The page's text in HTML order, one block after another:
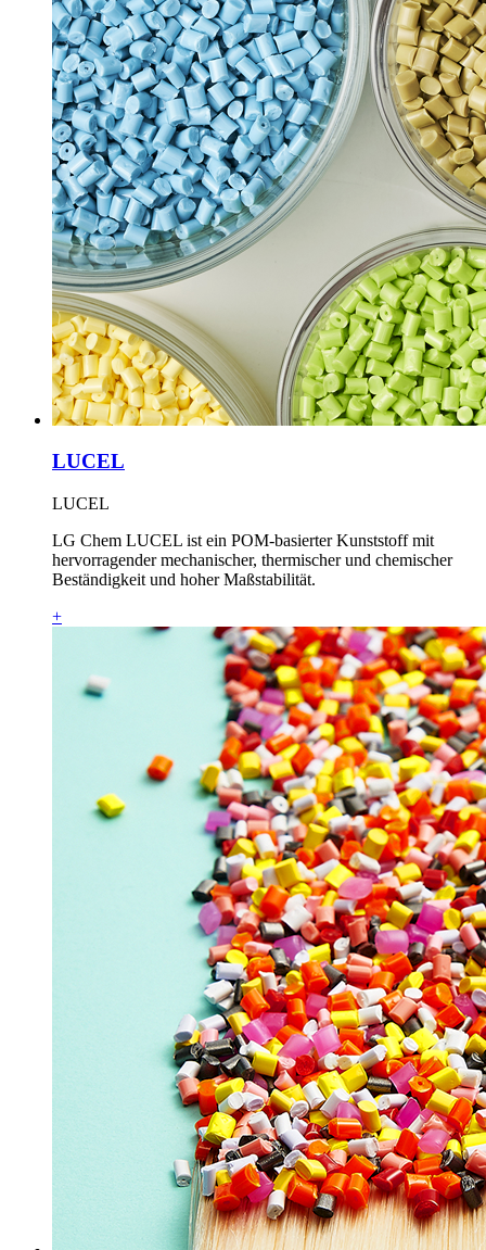
LUCEL
LUCEL
LG Chem LUCEL ist ein POM-basierter Kunststoff mit
hervorragender mechanischer, thermischer und chemischer
Beständigkeit und hoher Maßstabilität.
+